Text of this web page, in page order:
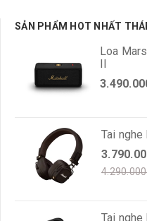
SẢN PHẨM HOT NHẤT
Loa
II
Tai
Tai